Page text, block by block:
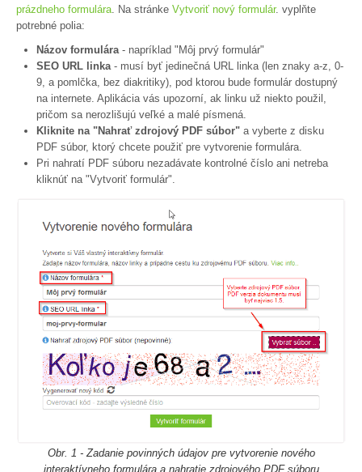
prázdneho formulára. Na stránke Vytvoriť nový formulár. vyplňte
potrebné polia:
Názov formulára - napríklad "Môj prvý formulár"
SEO URL linka - musí byť jedinečná URL linka (len znaky a-z, 0-
9, a pomlčka, bez diakritiky), pod ktorou bude formulár dostupný
na internete. Aplikácia vás upozorní, ak linku už niekto použil,
pričom sa nerozlišujú veľké a malé písmená.
Kliknite na "Nahrať zdrojový PDF súbor" a vyberte z disku
PDF súbor, ktorý chcete použiť pre vytvorenie formulára.
Pri nahratí PDF súboru nezadávate kontrolné číslo ani netreba
kliknúť na "Vytvoriť formulár".
Obr. 1 - Zadanie povinných údajov pre vytvorenie nového
interaktívneho formulára a nahratie zdrojového PDF súboru